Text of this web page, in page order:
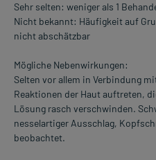
Sehr selten: weniger als 1
Nicht bekannt: Häufigkeit auf
nicht abschätzbar
Mögliche Nebenwirkungen:
Selten vor allem in Verbindung
Reaktionen der Haut auftreten,
Lösung rasch verschwinden.
nesselartiger Ausschlag,
beobachtet.